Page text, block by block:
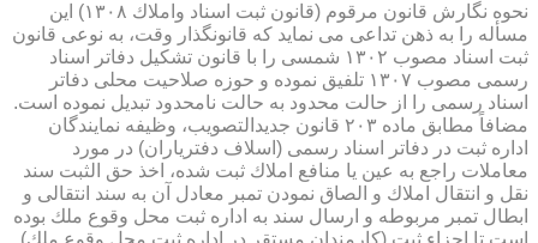
نحوه نگارش قانون مرقوم (قانون ثبت اسناد واملاك ۱۳۰۸) این
مسأله را به ذهن تداعی می نماید كه قانونگذار وقت، به نوعی قانون
ثبت اسناد مصوب ۱۳۰۲ شمسی را با قانون تشكیل دفاتر اسناد
رسمی مصوب ۱۳۰۷ تلفیق نموده و حوزه صلاحیت محلی دفاتر
اسناد رسمی را از حالت محدود به حالت نامحدود تبدیل نموده است.
مضافاً مطابق ماده ۲۰۳ قانون جدیدالتصویب، وظیفه نمایندگان
اداره ثبت در دفاتر اسناد رسمی (اسلاف دفتریاران) در مورد
معاملات راجع به عین یا منافع املاك ثبت شده، اخذ حق الثبت سند
نقل و انتقال املاك و الصاق نمودن تمبر معادل آن به سند انتقالی و
ابطال تمبر مربوطه و ارسال سند به اداره ثبت محل وقوع ملك بوده